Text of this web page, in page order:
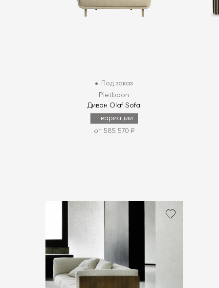
Под заказ
Pietboon
Диван Olaf Sofa
+ вариации
от 585 570 ₽